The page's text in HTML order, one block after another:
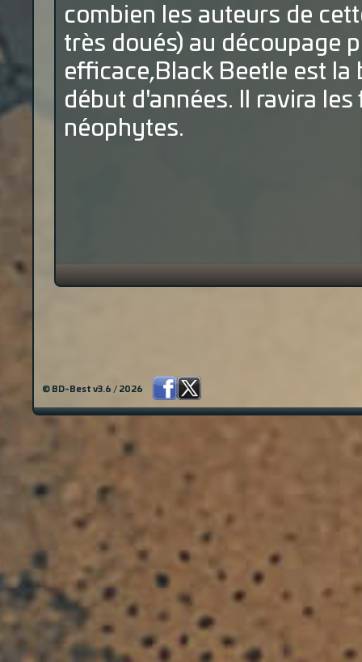
combien les auteurs de
très doués) au découpage
efficace,Black Beetle est la
début d'années. Il ravira
néophytes.
© BD-Best v3.6 / 2026